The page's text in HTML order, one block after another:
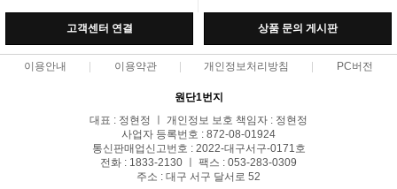
고객센터 연결 상품 문의 게시판
이용안내 이용약관 개인정보처리방침 PC버전
원단1번지
대표 : 정현정 ㅣ 개인정보 보호 책임자 : 정현정
사업자 등록번호 : 872-08-01924
통신판매업신고번호 : 2022-대구서구-0171호
전화 : 1833-2130 ㅣ 팩스 : 053-283-0309
주소 : 대구 서구 달서로 52